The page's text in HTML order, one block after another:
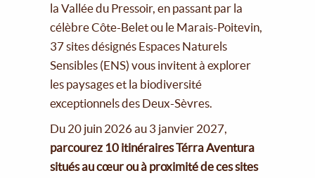
la Vallée du Pressoir, en passant par la
célèbre Côte-Belet ou le Marais-Poitevin,
37 sites désignés Espaces Naturels
Sensibles (ENS) vous invitent à explorer
les paysages et la biodiversité
exceptionnels des Deux-Sèvres.
Du 20 juin 2026 au 3 janvier 2027,
parcourez 10 itinéraires Térra Aventura
situés au cœur ou à proximité de ces sites